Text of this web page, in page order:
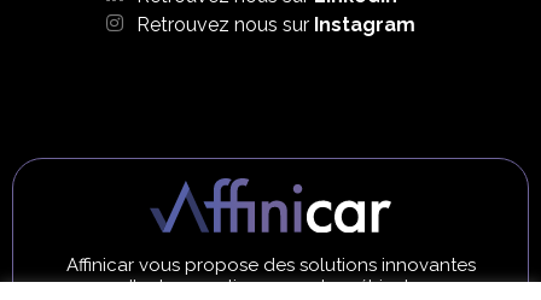
Retrouvez nous sur Instagram
Affinicar vous propose des solutions innovantes
d'autogarantie pour votre véhicule